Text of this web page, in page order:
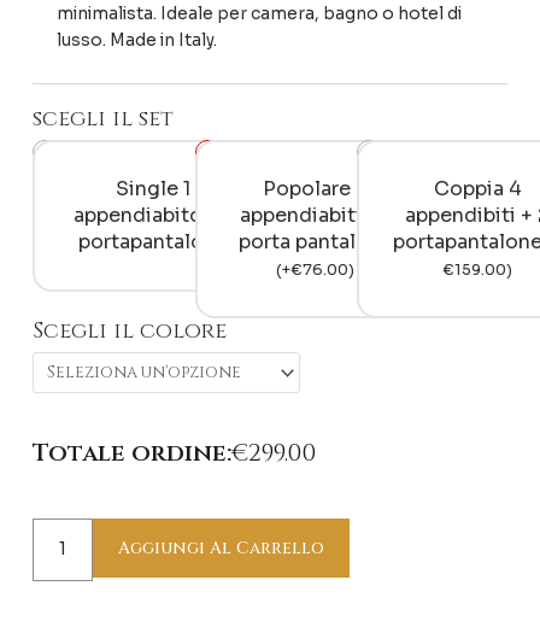
minimalista. Ideale per camera, bagno o hotel di
lusso. Made in Italy.
scegli il set
Single 1
appendiabito + 1
portapantalone
Popolare 2
appendiabiti + 1
porta pantalone
(+€76.00)
Coppia 4
appendibiti +
€159.00)
Scegli il colore
Totale ordine:€299.00
Casanova
White
Aggiungi Al Carrello